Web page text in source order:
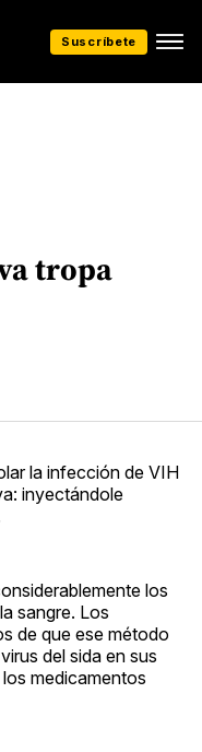
Suscríbete
tropa
la infección de VIH
inyectándole
los
sangre. Los
de que ese método
del sida en sus
medicamentos